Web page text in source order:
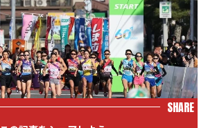
SHARE